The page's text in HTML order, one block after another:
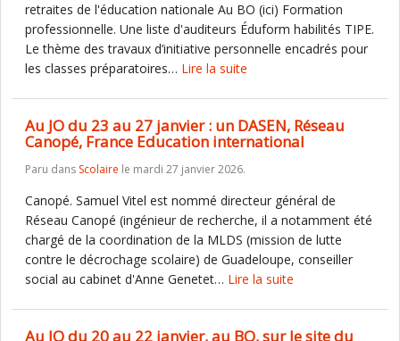
retraites de l'éducation nationale Au BO (ici) Formation
professionnelle. Une liste d'auditeurs Éduform habilités TIPE.
Le thème des travaux d’initiative personnelle encadrés pour
les classes préparatoires… Lire la suite
Au JO du 23 au 27 janvier : un DASEN, Réseau
Canopé, France Education international
Paru dans Scolaire le mardi 27 janvier 2026.
Canopé. Samuel Vitel est nommé directeur général de
Réseau Canopé (ingénieur de recherche, il a notamment été
chargé de la coordination de la MLDS (mission de lutte
contre le décrochage scolaire) de Guadeloupe, conseiller
social au cabinet d'Anne Genetet… Lire la suite
Au JO du 20 au 22 janvier, au BO, sur le site du